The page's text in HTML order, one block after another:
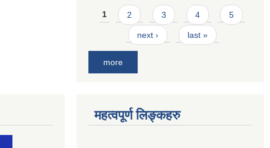
Pages
1 2 3 4 5
next › last »
more
महत्वपूर्ण लिङ्कहरु